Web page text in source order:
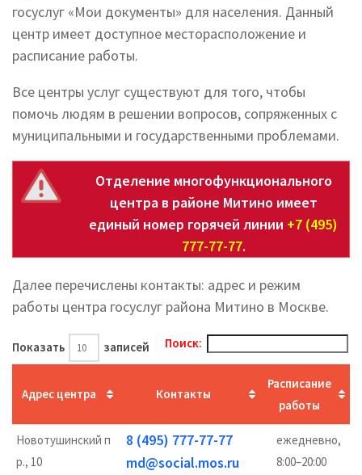
госуслуг «Мои документы» для населения. Данный
центр имеет доступное месторасположение и
расписание работы.
Все центры услуг существуют для того, чтобы
помочь людям в решении вопросов, сопряженных с
муниципальными и государственными проблемами.
Отделение многофункционального
центра в районе Митино имеет
единый номер горячей линии +7 (495)
777-77-77.
Далее перечислены контакты: адрес и режим
работы центра госуслуг района Митино в Москве.
Показать записей Поиск:
Адрес центра Контакты
Расписание
работы
Новотушинский п
р., 10
8 (495) 777-77-77
md@social.mos.ru
ежедневно,
8:00–20:00